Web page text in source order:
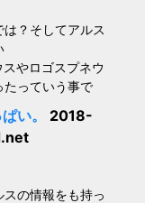
？そしてアルス
やロゴスプネウ
たっていう事で
い。 2018-
の情報をも持っ